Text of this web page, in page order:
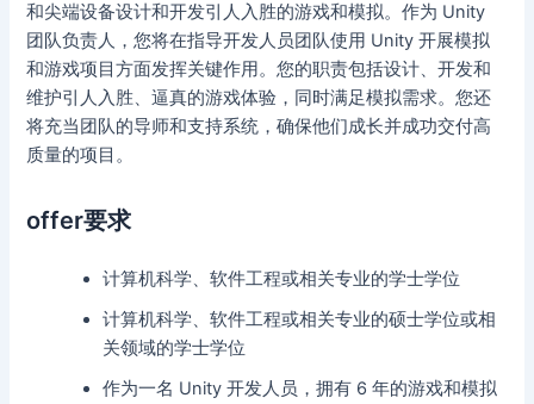
和尖端设备设计和开发引人入胜的游戏和模拟。作为 Unity
团队负责人，您将在指导开发人员团队使用 Unity 开展模拟
和游戏项目方面发挥关键作用。您的职责包括设计、开发和
维护引人入胜、逼真的游戏体验，同时满足模拟需求。您还
将充当团队的导师和支持系统，确保他们成长并成功交付高
质量的项目。
offer要求
计算机科学、软件工程或相关专业的学士学位
计算机科学、软件工程或相关专业的硕士学位或相
关领域的学士学位
作为一名 Unity 开发人员，拥有 6 年的游戏和模拟